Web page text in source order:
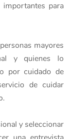
para
mayores
y quienes lo
por cuidado de
de cuidar
y seleccionar